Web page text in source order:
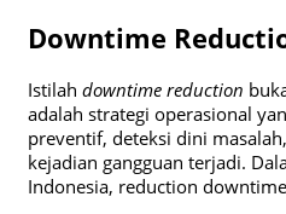
Downtime
Istilah downtime reduction
adalah strategi operasional
preventif, deteksi dini
kejadian gangguan terjadi.
Indonesia, reduction